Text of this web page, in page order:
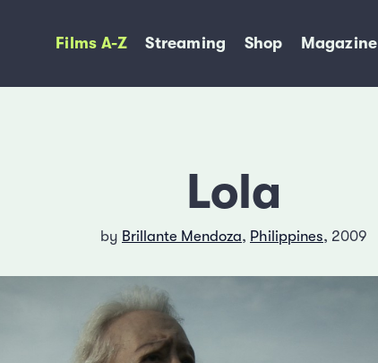
Films A-Z Streaming Shop Magazine
Lola
by Brillante Mendoza, Philippines, 2009